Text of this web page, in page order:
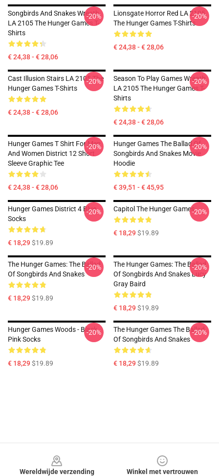
Songbirds And Snakes Wreath
LA 2105 The Hunger Games T-
Shirts
€ 24,38 - € 28,06
-20%
Lionsgate Horror Red LA 2105
The Hunger Games T-Shirts
€ 24,38 - € 28,06
-20%
Cast Illusion Stairs LA 2105 The
Hunger Games T-Shirts
€ 24,38 - € 28,06
-20%
Season To Play Games Wreath
LA 2105 The Hunger Games T-
Shirts
€ 24,38 - € 28,06
-20%
Hunger Games T Shirt For Men
And Women District 12 Short
Sleeve Graphic Tee
€ 24,38 - € 28,06
-20%
Hunger Games The Ballad Of
Songbirds And Snakes Movie
Hoodie
€ 39,51 - € 45,95
-20%
Hunger Games District 4 Blue
Socks
€ 18,29$19.89
-20% Capitol The Hunger Games
€ 18,29$19.89
-20%
The Hunger Games: The Ballad
Of Songbirds And Snakes
€ 18,29$19.89
-20%
The Hunger Games: The Ballad
Of Songbirds And Snakes Lucy
Gray Baird
€ 18,29$19.89
-20%
Hunger Games Woods - Black
Pink Socks
€ 18,29$19.89
-20%
The Hunger Games The Ballad
Of Songbirds And Snakes
€ 18,29$19.89
-20%
Wereldwijde verzending
Winkel met vertrouwen